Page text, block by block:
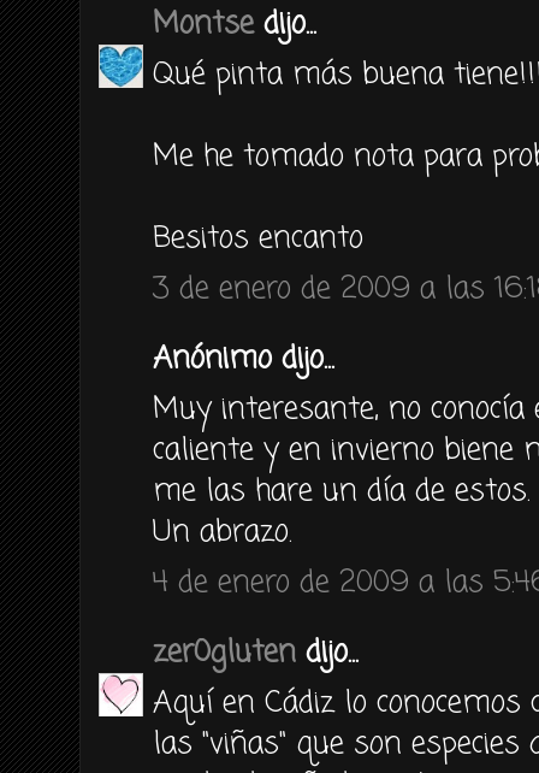
Montsedijo...
Qué pinta más buena
Me he tomado nota para
Besitos encanto
3 de enero de 2009 a las
Anónimo dijo...
Muy interesante, no conocía
caliente y en invierno biene
me las hare un día de estos.
Un abrazo.
4 de enero de 2009 a las
zer0gluten dijo...
Aquí en Cádiz lo conocemos
las "viñas" que son